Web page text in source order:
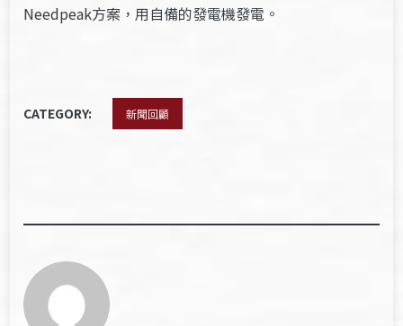
Needpeak方案，用自備的發電機發電。
CATEGORY: 新聞回顧